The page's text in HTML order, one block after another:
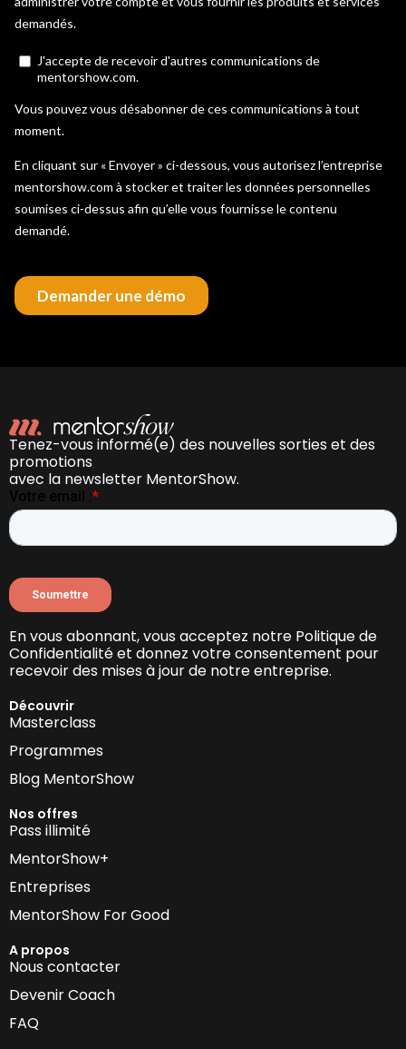
Tenez-vous informé(e) des nouvelles sorties et des
promotions
avec la newsletter MentorShow.
En vous abonnant, vous acceptez notre Politique de
Confidentialité et donnez votre consentement pour
recevoir des mises à jour de notre entreprise.
Découvrir
Masterclass
Programmes
Blog MentorShow
Nos offres
Pass illimité
MentorShow+
Entreprises
MentorShow For Good
A propos
Nous contacter
Devenir Coach
FAQ